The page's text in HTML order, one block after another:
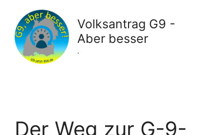
Inhalt
springen
Volksantrag G9 -
Aber besser
.
Der Weg zur G-9-